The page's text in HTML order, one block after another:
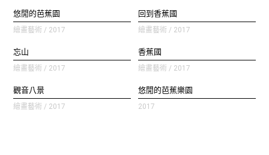
悠閒的芭蕉園
繪畫藝術 / 2017
回到香蕉國
繪畫藝術 / 2017
忘山
繪畫藝術 / 2017
香蕉國
繪畫藝術 / 2017
觀音八景
繪畫藝術 / 2017
悠閒的芭蕉樂園
2017